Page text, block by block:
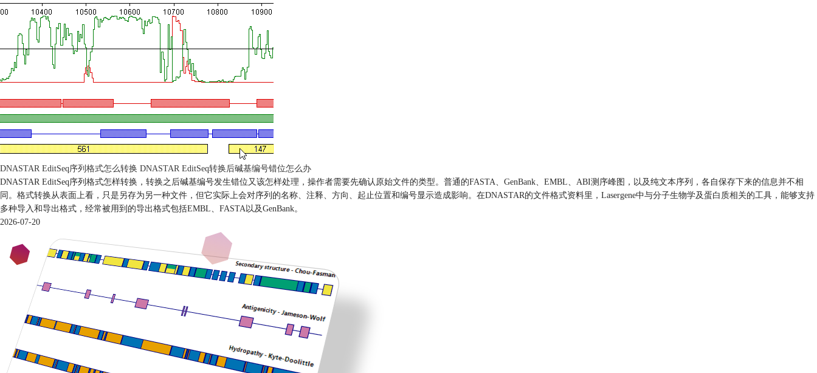
DNASTAR EditSeq序列格式怎么转换 DNASTAR EditSeq转换后碱基编号错位怎么办
DNASTAR EditSeq序列格式怎样转换，转换之后碱基编号发生错位又该怎样处理，操作者需要先确认原始文件的类型。普通的FASTA、GenBank、EMBL、ABI测序峰图，以及纯文本序列，各自保存下来的信息并不相
同。格式转换从表面上看，只是另存为另一种文件，但它实际上会对序列的名称、注释、方向、起止位置和编号显示造成影响。在DNASTAR的文件格式资料里，Lasergene中与分子生物学及蛋白质相关的工具，能够支持
多种导入和导出格式，经常被用到的导出格式包括EMBL、FASTA以及GenBank。
2026-07-20